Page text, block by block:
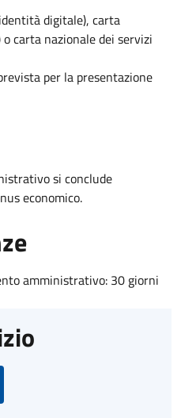
digitale), carta
carta nazionale dei servizi
per la presentazione
si conclude
economico.
amministrativo: 30 giorni